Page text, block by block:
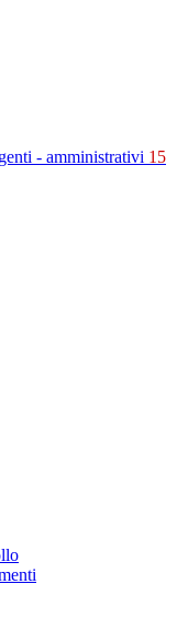
- amministrativi 15